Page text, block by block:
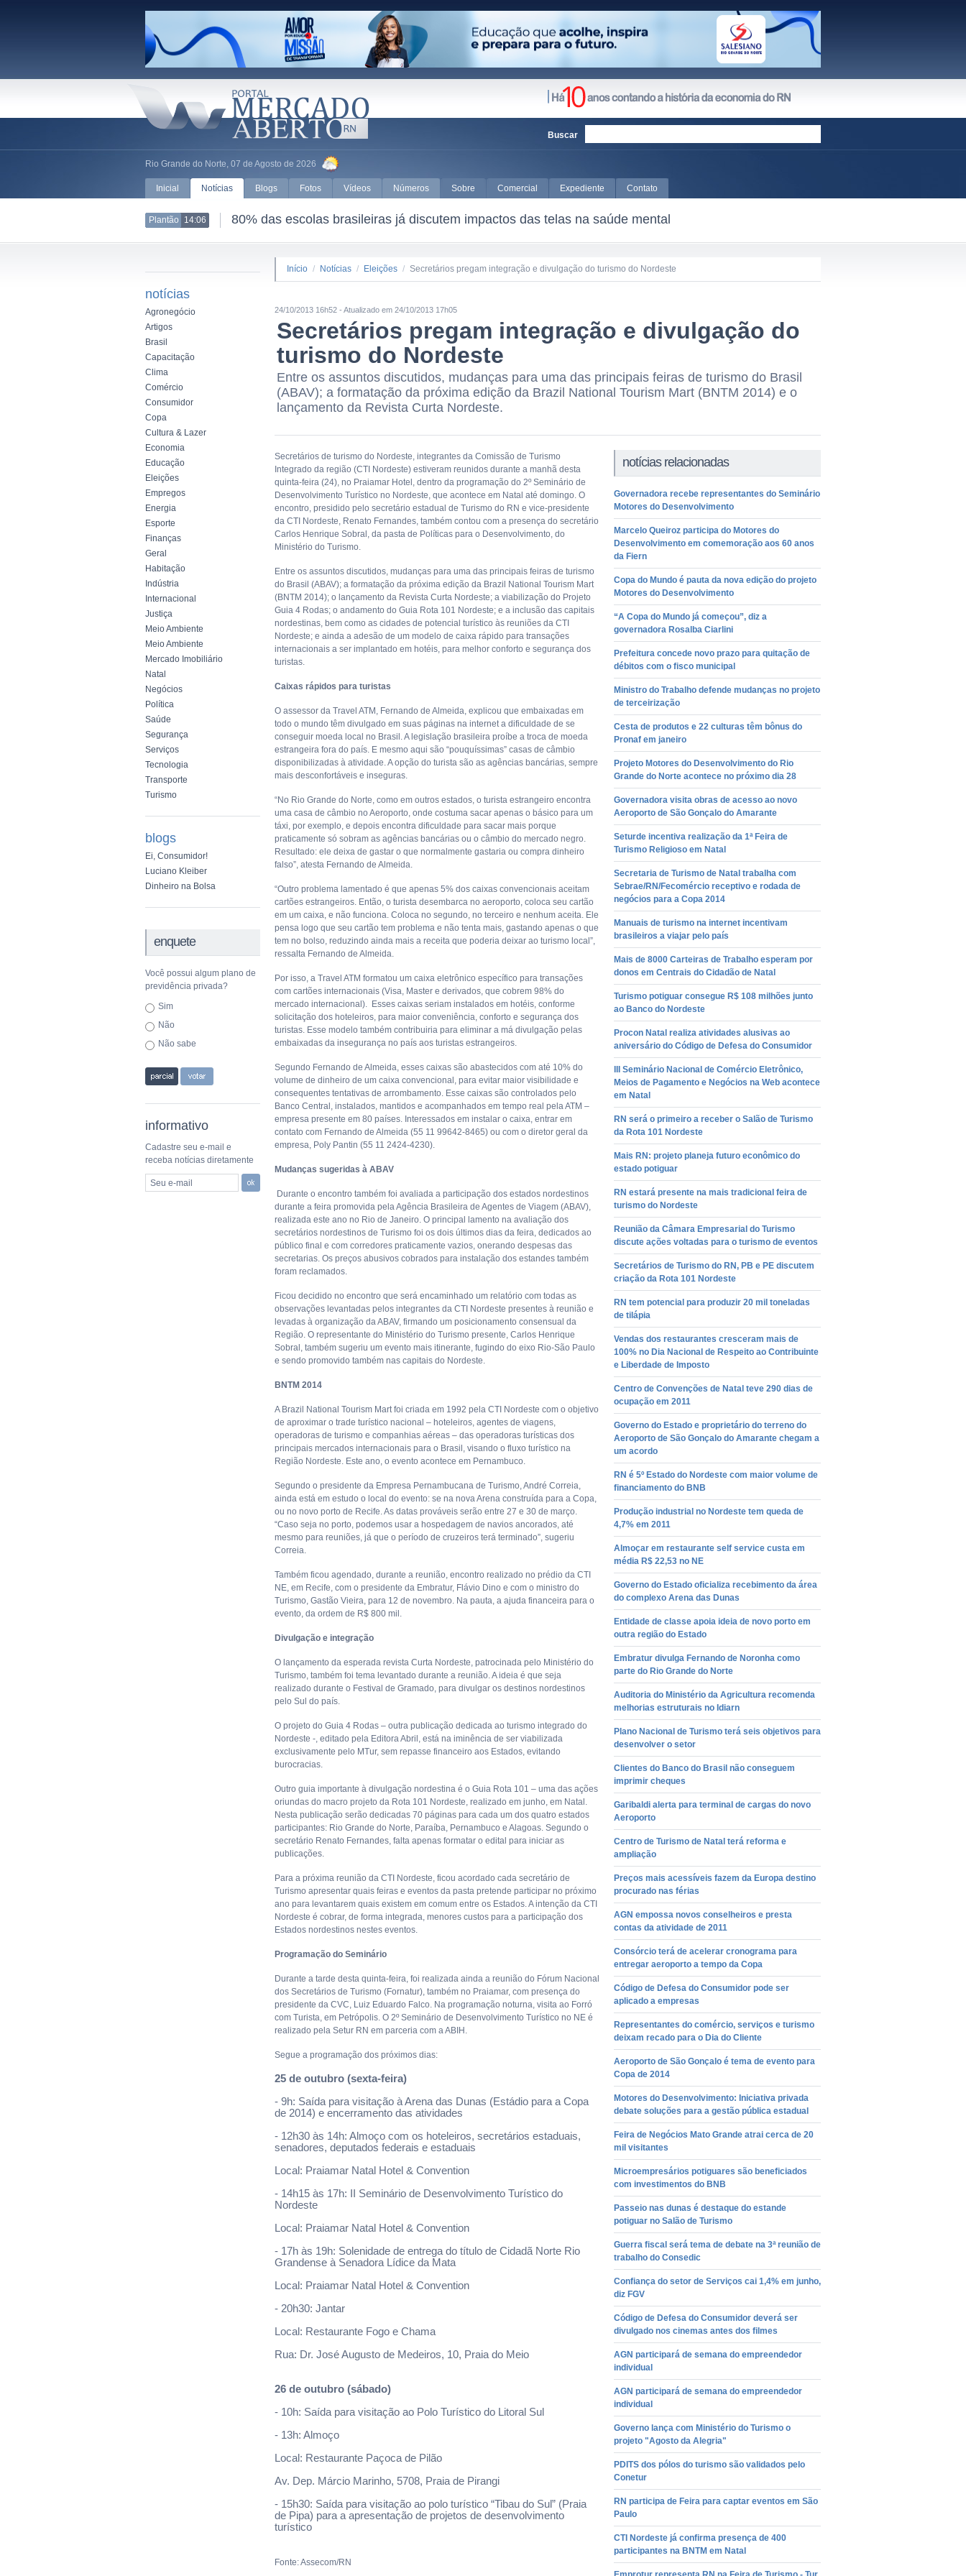
Rio Grande do Norte, 07 de Agosto de 2026
Buscar
Inicial Notícias Blogs Fotos Vídeos Números Sobre Comercial Expediente Contato
Plantão 14:06 80% das escolas brasileiras já discutem impactos das telas na saúde mental
notícias
Agronegócio
Artigos
Brasil
Capacitação
Clima
Comércio
Consumidor
Copa
Cultura & Lazer
Economia
Educação
Eleições
Empregos
Energia
Esporte
Finanças
Geral
Habitação
Indústria
Internacional
Justiça
Meio Ambiente
Meio Ambiente
Mercado Imobiliário
Natal
Negócios
Política
Saúde
Segurança
Serviços
Tecnologia
Transporte
Turismo
blogs
Ei, Consumidor!
Luciano Kleiber
Dinheiro na Bolsa
enquete
Você possui algum plano de
previdência privada?
Sim
Não
Não sabe
informativo
Cadastre seu e-mail e
receba notícias diretamente
Seu e-mail
Início / Notícias / Eleições / Secretários pregam integração e divulgação do turismo do Nordeste
24/10/2013 16h52 - Atualizado em 24/10/2013 17h05
Secretários pregam integração e divulgação do
turismo do Nordeste
Entre os assuntos discutidos, mudanças para uma das principais feiras de turismo do Brasil
(ABAV); a formatação da próxima edição da Brazil National Tourism Mart (BNTM 2014) e o
lançamento da Revista Curta Nordeste.
notícias relacionadas
Governadora recebe representantes do Seminário
Motores do Desenvolvimento
Marcelo Queiroz participa do Motores do
Desenvolvimento em comemoração aos 60 anos
da Fiern
Copa do Mundo é pauta da nova edição do projeto
Motores do Desenvolvimento
“A Copa do Mundo já começou”, diz a
governadora Rosalba Ciarlini
Prefeitura concede novo prazo para quitação de
débitos com o fisco municipal
Ministro do Trabalho defende mudanças no projeto
de terceirização
Cesta de produtos e 22 culturas têm bônus do
Pronaf em janeiro
Projeto Motores do Desenvolvimento do Rio
Grande do Norte acontece no próximo dia 28
Governadora visita obras de acesso ao novo
Aeroporto de São Gonçalo do Amarante
Seturde incentiva realização da 1ª Feira de
Turismo Religioso em Natal
Secretaria de Turismo de Natal trabalha com
Sebrae/RN/Fecomércio receptivo e rodada de
negócios para a Copa 2014
Manuais de turismo na internet incentivam
brasileiros a viajar pelo país
Mais de 8000 Carteiras de Trabalho esperam por
donos em Centrais do Cidadão de Natal
Turismo potiguar consegue R$ 108 milhões junto
ao Banco do Nordeste
Procon Natal realiza atividades alusivas ao
aniversário do Código de Defesa do Consumidor
III Seminário Nacional de Comércio Eletrônico,
Meios de Pagamento e Negócios na Web acontece
em Natal
RN será o primeiro a receber o Salão de Turismo
da Rota 101 Nordeste
Mais RN: projeto planeja futuro econômico do
estado potiguar
RN estará presente na mais tradicional feira de
turismo do Nordeste
Reunião da Câmara Empresarial do Turismo
discute ações voltadas para o turismo de eventos
Secretários de Turismo do RN, PB e PE discutem
criação da Rota 101 Nordeste
RN tem potencial para produzir 20 mil toneladas
de tilápia
Vendas dos restaurantes cresceram mais de
100% no Dia Nacional de Respeito ao Contribuinte
e Liberdade de Imposto
Centro de Convenções de Natal teve 290 dias de
ocupação em 2011
Governo do Estado e proprietário do terreno do
Aeroporto de São Gonçalo do Amarante chegam a
um acordo
RN é 5º Estado do Nordeste com maior volume de
financiamento do BNB
Produção industrial no Nordeste tem queda de
4,7% em 2011
Almoçar em restaurante self service custa em
média R$ 22,53 no NE
Governo do Estado oficializa recebimento da área
do complexo Arena das Dunas
Entidade de classe apoia ideia de novo porto em
outra região do Estado
Embratur divulga Fernando de Noronha como
parte do Rio Grande do Norte
Auditoria do Ministério da Agricultura recomenda
melhorias estruturais no Idiarn
Plano Nacional de Turismo terá seis objetivos para
desenvolver o setor
Clientes do Banco do Brasil não conseguem
imprimir cheques
Garibaldi alerta para terminal de cargas do novo
Aeroporto
Centro de Turismo de Natal terá reforma e
ampliação
Preços mais acessíveis fazem da Europa destino
procurado nas férias
AGN empossa novos conselheiros e presta
contas da atividade de 2011
Consórcio terá de acelerar cronograma para
entregar aeroporto a tempo da Copa
Código de Defesa do Consumidor pode ser
aplicado a empresas
Representantes do comércio, serviços e turismo
deixam recado para o Dia do Cliente
Aeroporto de São Gonçalo é tema de evento para
Copa de 2014
Motores do Desenvolvimento: Iniciativa privada
debate soluções para a gestão pública estadual
Feira de Negócios Mato Grande atrai cerca de 20
mil visitantes
Microempresários potiguares são beneficiados
com investimentos do BNB
Passeio nas dunas é destaque do estande
potiguar no Salão de Turismo
Guerra fiscal será tema de debate na 3ª reunião de
trabalho do Consedic
Confiança do setor de Serviços cai 1,4% em junho,
diz FGV
Código de Defesa do Consumidor deverá ser
divulgado nos cinemas antes dos filmes
AGN participará de semana do empreendedor
individual
AGN participará de semana do empreendedor
individual
Governo lança com Ministério do Turismo o
projeto "Agosto da Alegria"
PDITS dos pólos do turismo são validados pelo
Conetur
RN participa de Feira para captar eventos em São
Paulo
CTI Nordeste já confirma presença de 400
participantes na BNTM em Natal
Secretários de turismo do Nordeste, integrantes da Comissão de Turismo
Integrado da região (CTI Nordeste) estiveram reunidos durante a manhã desta
quinta-feira (24), no Praiamar Hotel, dentro da programação do 2º Seminário de
Desenvolvimento Turístico no Nordeste, que acontece em Natal até domingo. O
encontro, presidido pelo secretário estadual de Turismo do RN e vice-presidente
da CTI Nordeste, Renato Fernandes, também contou com a presença do secretário
Carlos Henrique Sobral, da pasta de Políticas para o Desenvolvimento, do
Ministério do Turismo.
Entre os assuntos discutidos, mudanças para uma das principais feiras de turismo
do Brasil (ABAV); a formatação da próxima edição da Brazil National Tourism Mart
(BNTM 2014); o lançamento da Revista Curta Nordeste; a viabilização do Projeto
Guia 4 Rodas; o andamento do Guia Rota 101 Nordeste; e a inclusão das capitais
nordestinas, bem como as cidades de potencial turístico às reuniões da CTI
Nordeste; e ainda a adesão de um modelo de caixa rápido para transações
internacionais a ser implantado em hotéis, para melhor conforto e segurança dos
turistas.
Caixas rápidos para turistas
O assessor da Travel ATM, Fernando de Almeida, explicou que embaixadas em
todo o mundo têm divulgado em suas páginas na internet a dificuldade de se
conseguir moeda local no Brasil. A legislação brasileira proíbe a troca de moeda
estrangeira fora do país. E mesmo aqui são “pouquíssimas” casas de câmbio
disponibilizadas à atividade. A opção do turista são as agências bancárias, sempre
mais desconfortáveis e inseguras.
“No Rio Grande do Norte, como em outros estados, o turista estrangeiro encontra
uma casa de câmbio no Aeroporto, onde costuma sacar apenas o básico para um
táxi, por exemplo, e depois encontra dificuldade para sacar mais porque
praticamente só sobram as agências bancárias ou o câmbio do mercado negro.
Resultado: ele deixa de gastar o que normalmente gastaria ou compra dinheiro
falso”, atesta Fernando de Almeida.
“Outro problema lamentado é que apenas 5% dos caixas convencionais aceitam
cartões estrangeiros. Então, o turista desembarca no aeroporto, coloca seu cartão
em um caixa, e não funciona. Coloca no segundo, no terceiro e nenhum aceita. Ele
pensa logo que seu cartão tem problema e não tenta mais, gastando apenas o que
tem no bolso, reduzindo ainda mais a receita que poderia deixar ao turismo local”,
ressalta Fernando de Almeida.
Por isso, a Travel ATM formatou um caixa eletrônico específico para transações
com cartões internacionais (Visa, Master e derivados, que cobrem 98% do
mercado internacional). Esses caixas seriam instalados em hotéis, conforme
solicitação dos hoteleiros, para maior conveniência, conforto e segurança dos
turistas. Esse modelo também contribuiria para eliminar a má divulgação pelas
embaixadas da insegurança no país aos turistas estrangeiros.
Segundo Fernando de Almeida, esses caixas são abastecidos com até 10% do
volume de dinheiro de um caixa convencional, para evitar maior visibilidade e
consequentes tentativas de arrombamento. Esse caixas são controlados pelo
Banco Central, instalados, mantidos e acompanhados em tempo real pela ATM –
empresa presente em 80 países. Interessados em instalar o caixa, entrar em
contato com Fernando de Almeida (55 11 99642-8465) ou com o diretor geral da
empresa, Poly Pantin (55 11 2424-4230).
Mudanças sugeridas à ABAV
Durante o encontro também foi avaliada a participação dos estados nordestinos
durante a feira promovida pela Agência Brasileira de Agentes de Viagem (ABAV),
realizada este ano no Rio de Janeiro. O principal lamento na avaliação dos
secretários nordestinos de Turismo foi os dois últimos dias da feira, dedicados ao
público final e com corredores praticamente vazios, onerando despesas das
secretarias. Os preços abusivos cobrados para instalação dos estandes também
foram reclamados.
Ficou decidido no encontro que será encaminhado um relatório com todas as
observações levantadas pelos integrantes da CTI Nordeste presentes à reunião e
levadas à organização da ABAV, firmando um posicionamento consensual da
Região. O representante do Ministério do Turismo presente, Carlos Henrique
Sobral, também sugeriu um evento mais itinerante, fugindo do eixo Rio-São Paulo
e sendo promovido também nas capitais do Nordeste.
BNTM 2014
A Brazil National Tourism Mart foi criada em 1992 pela CTI Nordeste com o objetivo
de aproximar o trade turístico nacional – hoteleiros, agentes de viagens,
operadoras de turismo e companhias aéreas – das operadoras turísticas dos
principais mercados internacionais para o Brasil, visando o fluxo turístico na
Região Nordeste. Este ano, o evento acontece em Pernambuco.
Segundo o presidente da Empresa Pernambucana de Turismo, André Correia,
ainda está em estudo o local do evento: se na nova Arena construída para a Copa,
ou no novo porto de Recife. As datas prováveis serão entre 27 e 30 de março.
“Caso seja no porto, podemos usar a hospedagem de navios ancorados, até
mesmo para reuniões, já que o período de cruzeiros terá terminado”, sugeriu
Correia.
Também ficou agendado, durante a reunião, encontro realizado no prédio da CTI
NE, em Recife, com o presidente da Embratur, Flávio Dino e com o ministro do
Turismo, Gastão Vieira, para 12 de novembro. Na pauta, a ajuda financeira para o
evento, da ordem de R$ 800 mil.
Divulgação e integração
O lançamento da esperada revista Curta Nordeste, patrocinada pelo Ministério do
Turismo, também foi tema levantado durante a reunião. A ideia é que seja
realizado durante o Festival de Gramado, para divulgar os destinos nordestinos
pelo Sul do país.
O projeto do Guia 4 Rodas – outra publicação dedicada ao turismo integrado do
Nordeste -, editado pela Editora Abril, está na iminência de ser viabilizada
exclusivamente pelo MTur, sem repasse financeiro aos Estados, evitando
burocracias.
Outro guia importante à divulgação nordestina é o Guia Rota 101 – uma das ações
oriundas do macro projeto da Rota 101 Nordeste, realizado em junho, em Natal.
Nesta publicação serão dedicadas 70 páginas para cada um dos quatro estados
participantes: Rio Grande do Norte, Paraíba, Pernambuco e Alagoas. Segundo o
secretário Renato Fernandes, falta apenas formatar o edital para iniciar as
publicações.
Para a próxima reunião da CTI Nordeste, ficou acordado cada secretário de
Turismo apresentar quais feiras e eventos da pasta pretende participar no próximo
ano para levantarem quais existem em comum entre os Estados. A intenção da CTI
Nordeste é cobrar, de forma integrada, menores custos para a participação dos
Estados nordestinos nestes eventos.
Programação do Seminário
Durante a tarde desta quinta-feira, foi realizada ainda a reunião do Fórum Nacional
dos Secretários de Turismo (Fornatur), também no Praiamar, com presença do
presidente da CVC, Luiz Eduardo Falco. Na programação noturna, visita ao Forró
com Turista, em Petrópolis. O 2º Seminário de Desenvolvimento Turístico no NE é
realizado pela Setur RN em parceria com a ABIH.
Segue a programação dos próximos dias:
25 de outubro (sexta-feira)
- 9h: Saída para visitação à Arena das Dunas (Estádio para a Copa
de 2014) e encerramento das atividades
- 12h30 às 14h: Almoço com os hoteleiros, secretários estaduais,
senadores, deputados federais e estaduais
Local: Praiamar Natal Hotel & Convention
- 14h15 às 17h: II Seminário de Desenvolvimento Turístico do
Nordeste
Local: Praiamar Natal Hotel & Convention
- 17h às 19h: Solenidade de entrega do título de Cidadã Norte Rio
Grandense à Senadora Lídice da Mata
Local: Praiamar Natal Hotel & Convention
- 20h30: Jantar
Local: Restaurante Fogo e Chama
Rua: Dr. José Augusto de Medeiros, 10, Praia do Meio
26 de outubro (sábado)
- 10h: Saída para visitação ao Polo Turístico do Litoral Sul
- 13h: Almoço
Local: Restaurante Paçoca de Pilão
Av. Dep. Márcio Marinho, 5708, Praia de Pirangi
- 15h30: Saída para visitação ao polo turístico “Tibau do Sul” (Praia
de Pipa) para a apresentação de projetos de desenvolvimento
turístico
Fonte: Assecom/RN